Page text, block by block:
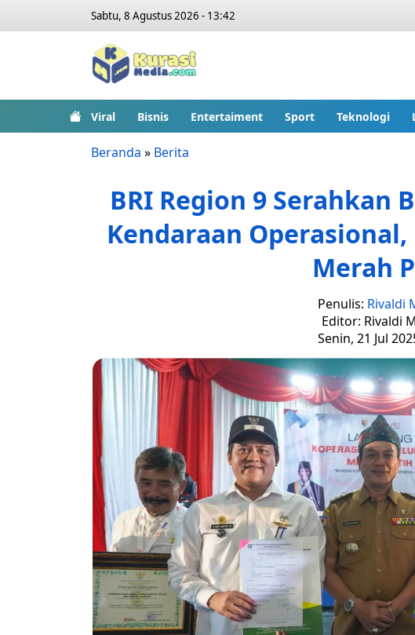
Sabtu, 8 Agustus 2026 - 13:42
Viral Bisnis Entertaiment Sport Teknologi
Beranda » Berita
BRI Region 9 Serahkan
Kendaraan
Merah
Penulis: Rivaldi
Editor: Rivaldi
Senin, 21 Jul